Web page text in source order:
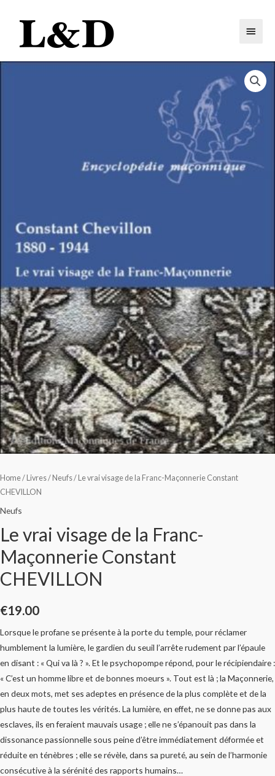
Home/ Livres/ Neufs/ Le vrai visage de la Franc-Maçonnerie Constant
CHEVILLON
Neufs
Le vrai visage de la Franc-
Maçonnerie Constant
CHEVILLON
€19.00
Lorsque le profane se présente à la porte du temple, pour réclamer
humblement la lumière, le gardien du seuil l’arrête rudement par l’épaule
en disant : « Qui va là ? ». Et le psychopompe répond, pour le récipiendaire :
« C’est un homme libre et de bonnes moeurs ». Tout est là ; la Maçonnerie,
en deux mots, met ses adeptes en présence de la plus complète et de la
plus haute de toutes les vérités. La lumière, en effet, ne se donne pas aux
esclaves, ils en feraient mauvais usage ; elle ne s’épanouit pas dans la
dissonance passionnelle sous peine d’être immédiatement déformée et
réduite en ténèbres ; elle se révèle, dans sa pureté, au sein de l’harmonie
consécutive à la sérénité des rapports humains…